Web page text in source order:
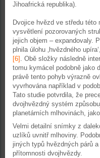
Jihoafrická republika).
Dvojice hvězd ve středu
vysvětlení pozorovaných
jejich objem – expandovaly.
plnila úlohu ‚hvězdného
[6] . Obě složky následně
tomu kymácel podobně jako
právě tento pohyb výrazně
vyvrhována například v
Tato studie potvrdila, že
dvojhvězdný systém
planetárních mlhovinách,
Velmi detailní snímky z
uzlíků uvnitř mlhoviny.
jiných typů hvězdných párů
přítomnosti dvojhvězdy.